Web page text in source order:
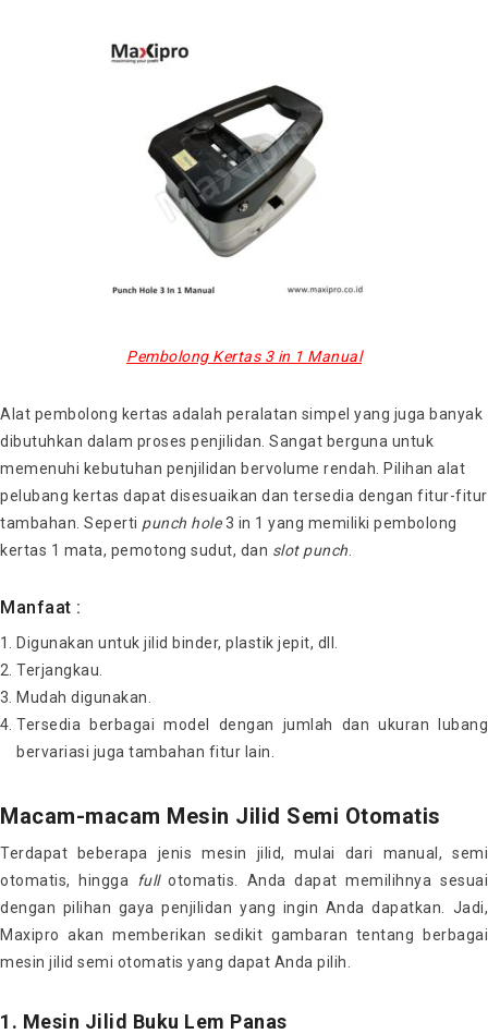
Pembolong Kertas 3 in 1 Manual
Alat pembolong kertas adalah peralatan simpel yang juga banyak
dibutuhkan dalam proses penjilidan. Sangat berguna untuk
memenuhi kebutuhan penjilidan bervolume rendah. Pilihan alat
pelubang kertas dapat disesuaikan dan tersedia dengan fitur-fitur
tambahan. Seperti punch hole3 in 1 yang memiliki pembolong
kertas 1 mata, pemotong sudut, dan slot punch
Manfaat :
Digunakan untuk jilid binder, plastik jepit, dll.
Terjangkau.
Mudah digunakan.
Tersedia berbagai model dengan jumlah dan ukuran lubang
bervariasi juga tambahan fitur lain.
Macam-macam Mesin Jilid Semi Otomatis
Terdapat beberapa jenis mesin jilid, mulai dari manual, semi
otomatis, hingga
fullotomatis. Anda dapat memilihnya sesuai
dengan pilihan gaya penjilidan yang ingin Anda dapatkan. Jadi,
Maxipro akan memberikan sedikit gambaran tentang berbagai
mesin jilid semi otomatis yang dapat Anda pilih.
1. Mesin Jilid Buku Lem Panas